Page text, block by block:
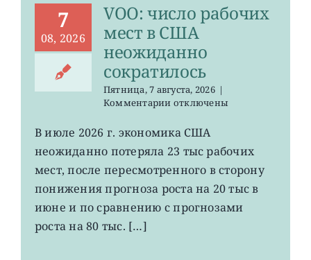
7
08, 2026
VOO: число рабочих
мест в США
неожиданно
сократилось
Пятница, 7 августа, 2026 |
Комментариик
VOO:
рабочих
мест
США
неожиданно
отключены
В июле 2026 г. экономика США
неожиданно потеряла 23 тыс рабочих
мест, после пересмотренного в сторону
понижения прогноза роста на 20 тыс в
июне и по сравнению с прогнозами
роста на 80 тыс. […]